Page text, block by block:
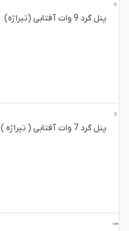
پنل گرد 9 وات آفتابی (تیراژه)
پنل گرد 7 وات آفتابی ( تیراژه )